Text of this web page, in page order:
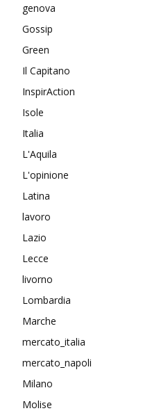
genova
Gossip
Green
Il Capitano
InspirAction
Isole
Italia
L'Aquila
L'opinione
Latina
lavoro
Lazio
Lecce
livorno
Lombardia
Marche
mercato_italia
mercato_napoli
Milano
Molise